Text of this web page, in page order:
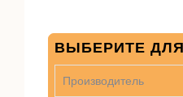
ВЫБЕРИТЕ